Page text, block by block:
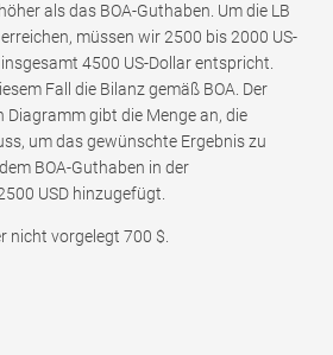
als das BOA-Guthaben. Um die LB
müssen wir 2500 bis 2000 US-
4500 US-Dollar entspricht.
Fall die Bilanz gemäß BOA. Der
gibt die Menge an, die
um das gewünschte Ergebnis zu
BOA-Guthaben in der
USD hinzugefügt.
nicht vorgelegt 700 $.